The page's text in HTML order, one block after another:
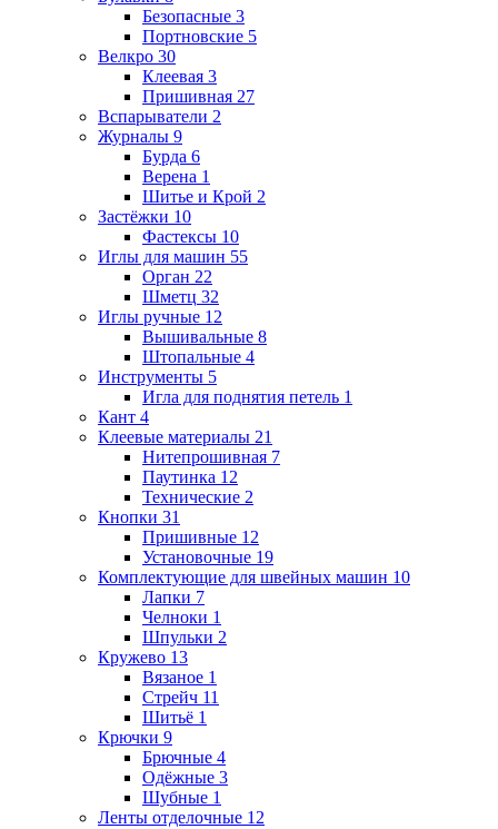
Безопасные 3
Портновские 5
Велкро 30
Клеевая 3
Пришивная 27
Вспарыватели 2
Журналы 9
Бурда 6
Верена 1
Шитье и Крой 2
Застёжки 10
Фастексы 10
Иглы для машин 55
Орган 22
Шметц 32
Иглы ручные 12
Вышивальные 8
Штопальные 4
Инструменты 5
Игла для поднятия петель 1
Кант 4
Клеевые материалы 21
Нитепрошивная 7
Паутинка 12
Технические 2
Кнопки 31
Пришивные 12
Установочные 19
Комплектующие для швейных машин 10
Лапки 7
Челноки 1
Шпульки 2
Кружево 13
Вязаное 1
Стрейч 11
Шитьё 1
Крючки 9
Брючные 4
Одёжные 3
Шубные 1
Ленты отделочные 12